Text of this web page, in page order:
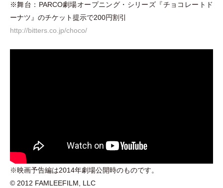
※舞台：PARCO劇場オープニング ・ シリーズ『チョコレートド
ーナツ』のチケット提示で200円割引
http://bitters.co.jp/choco/
※映画予告編は2014年劇場公開時のものです。
© 2012 FAMLEEFILM, LLC